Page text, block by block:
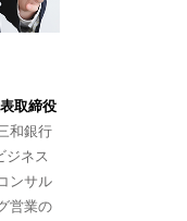
取締役
和銀行
ジネス
ンサル
営業の